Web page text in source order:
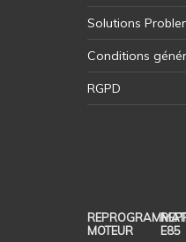
Solutions
Conditions
RGPD
MOTEUR
E85